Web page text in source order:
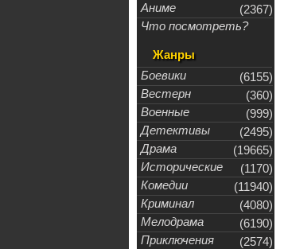
Аниме
(2367)
Что посмотреть?
Жанры
Боевики
(6155)
Вестерн
(360)
Военные
(999)
Детективы
(2495)
Драма
(19665)
Исторические
(1170)
Комедии
(11940)
Криминал
(4080)
Мелодрама
(6190)
Приключения
(2574)